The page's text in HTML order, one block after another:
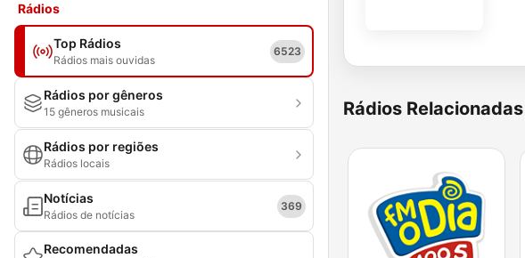
Rádios
Top Rádios
Rádios mais ouvidas
6523
Rádios por gêneros
15 gêneros musicais
Rádios por regiões
Rádios locais
Notícias
Rádios de notícias
369
Recomendadas
Rádios Relacionadas